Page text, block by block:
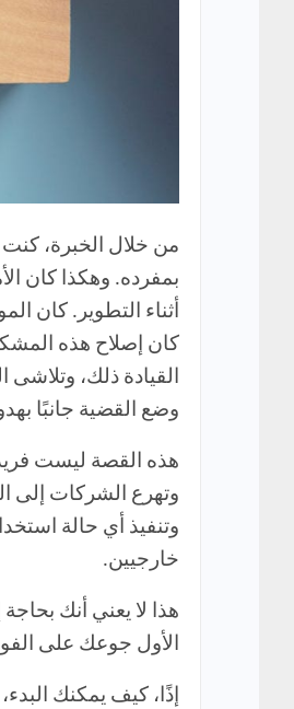
بمفرده. وهكذا كان
أثناء التطوير. كان
كان إصلاح هذه
القيادة ذلك،
وضع القضية جانبًا
هذه القصة ليست
وتهرع الشركات إلى
وتنفيذ أي حالة
خارجيين.
الأول جوعك على
إذًا، كيف يمكنك